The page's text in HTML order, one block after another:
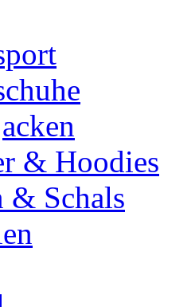
& Hoodies
& Schals